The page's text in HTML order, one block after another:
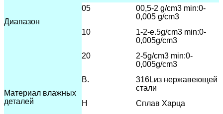
Диапазон
05
00,5-2 g/cm3 min:0-
0,005 g/cm3
10
1-2-е.5g/cm3 min:0-
0,005g/cm3
20
2-5g/cm3 min:0-
0,005g/cm3
Материал влажных
деталей
В. 316Lиз нержавеющей
стали
H
Сплав Харца